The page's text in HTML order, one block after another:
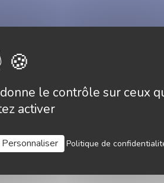
le contrôle sur ceux
activer
Personnaliser Politique de